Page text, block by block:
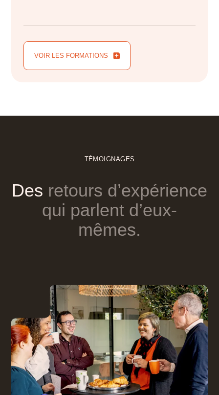
VOIR LES FORMATIONS
TÉMOIGNAGES
Des retours d’expérience
qui parlent d’eux-
mêmes.